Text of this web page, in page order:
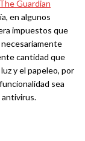
The Guardian
en algunos
impuestos que
necesariamente
cantidad que
y el papeleo, por
sea
antivirus.